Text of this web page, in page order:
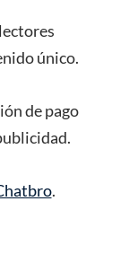
único.
de pago
.